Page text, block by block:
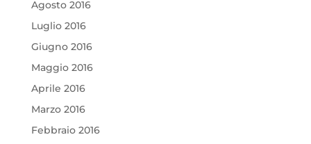
Agosto 2016
Luglio 2016
Giugno 2016
Maggio 2016
Aprile 2016
Marzo 2016
Febbraio 2016